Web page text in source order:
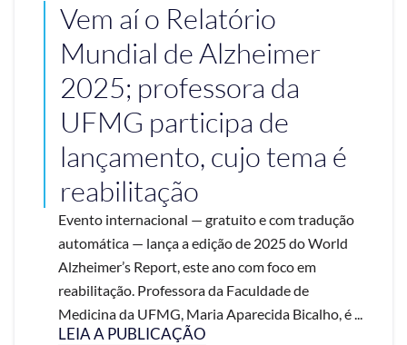
Vem aí o Relatório
Mundial de Alzheimer
2025; professora da
UFMG participa de
lançamento, cujo tema é
reabilitação
Evento internacional — gratuito e com tradução
automática — lança a edição de 2025 do World
Alzheimer’s Report, este ano com foco em
reabilitação. Professora da Faculdade de
Medicina da UFMG, Maria Aparecida Bicalho, é ...
LEIA A PUBLICAÇÃO